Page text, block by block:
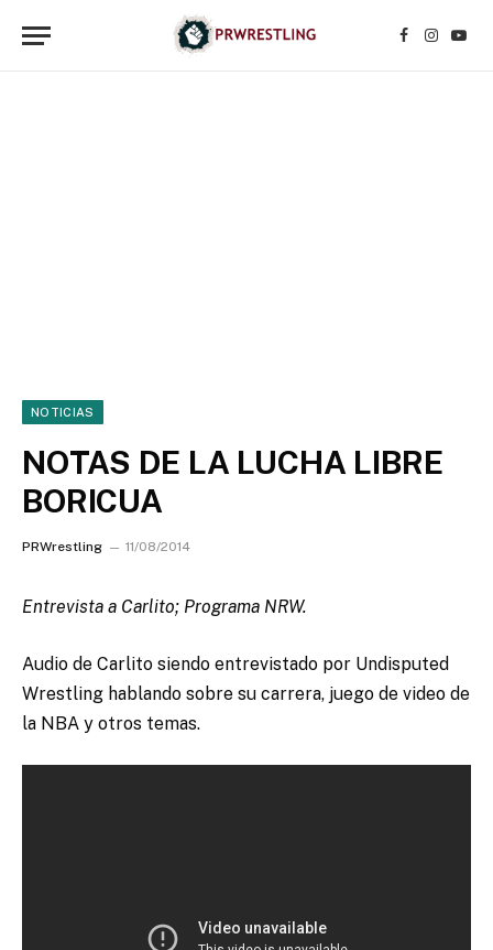
Facebook
NOTICIAS
NOTAS DE LA LUCHA LIBRE
BORICUA
PRWrestling 11/08/2014
Entrevista a Carlito; Programa NRW.
Audio de Carlito siendo entrevistado por Undisputed
Wrestling hablando sobre su carrera, juego de video de
la NBA y otros temas.